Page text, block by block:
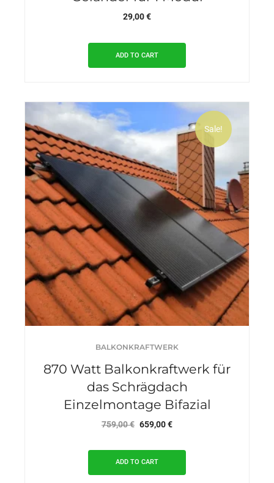
29,00€
ADD TO CART
Sale!
BALKONKRAFTWERK
870 Watt Balkonkraftwerk für
das Schrägdach
Einzelmontage Bifazial
759,00€ Original
was:
759,00 €.
659,00€Current
is:
ADD TO CART